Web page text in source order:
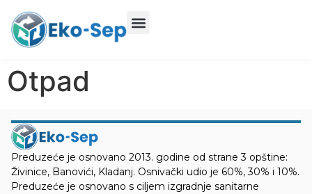
Otpad
Preduzeće je osnovano 2013. godine od strane 3 opštine:
Živinice, Banovići, Kladanj. Osnivački udio je 60%, 30% i 10%.
Preduzeće je osnovano s ciljem izgradnje sanitarne